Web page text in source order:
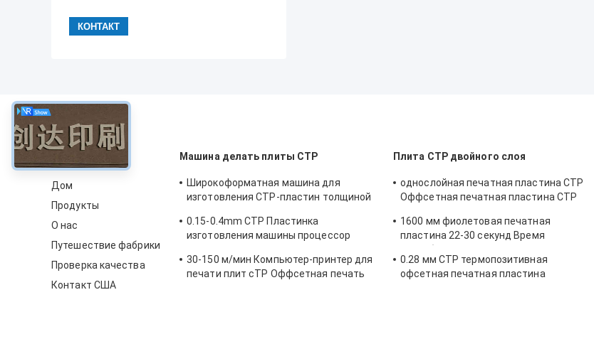
Дом
Продукты
О нас
Путешествие фабрики
Проверка качества
Контакт США
Машина делать плиты CTP
Широкоформатная машина для
изготовления CTP-пластин толщиной
0.15-0.4mm CTP Пластинка
изготовления машины процессор
30-150 м/мин Компьютер-принтер для
печати плит cTP Оффсетная печать
Плита CTP двойного слоя
однослойная печатная пластина CTP
Оффсетная печатная пластина CTP
1600 мм фиолетовая печатная
пластина 22-30 секунд Время
0.28 мм CTP термопозитивная
офсетная печатная пластина